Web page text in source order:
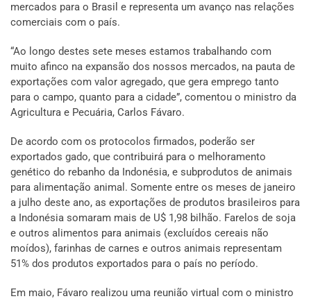
mercados para o Brasil e representa um avanço nas relações
comerciais com o país.
“Ao longo destes sete meses estamos trabalhando com
muito afinco na expansão dos nossos mercados, na pauta de
exportações com valor agregado, que gera emprego tanto
para o campo, quanto para a cidade”, comentou o ministro da
Agricultura e Pecuária, Carlos Fávaro.
De acordo com os protocolos firmados, poderão ser
exportados gado, que contribuirá para o melhoramento
genético do rebanho da Indonésia, e subprodutos de animais
para alimentação animal. Somente entre os meses de janeiro
a julho deste ano, as exportações de produtos brasileiros para
a Indonésia somaram mais de U$ 1,98 bilhão. Farelos de soja
e outros alimentos para animais (excluídos cereais não
moídos), farinhas de carnes e outros animais representam
51% dos produtos exportados para o país no período.
Em maio, Fávaro realizou uma reunião virtual com o ministro